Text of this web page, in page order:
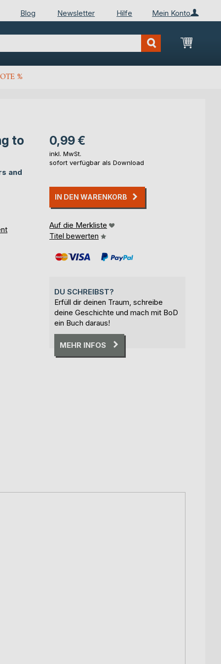
Mein Konto
Blog Newsletter Hilfe
Mein
%
to
and
0,99 €
inkl. MwSt.
sofort verfügbar als Download
IN DEN WARENKORB
Auf die Merkliste
Titel bewerten
DU SCHREIBST?
Erfüll dir deinen Traum, schreibe
deine Geschichte und mach mit BoD
ein Buch daraus!
MEHR INFOS